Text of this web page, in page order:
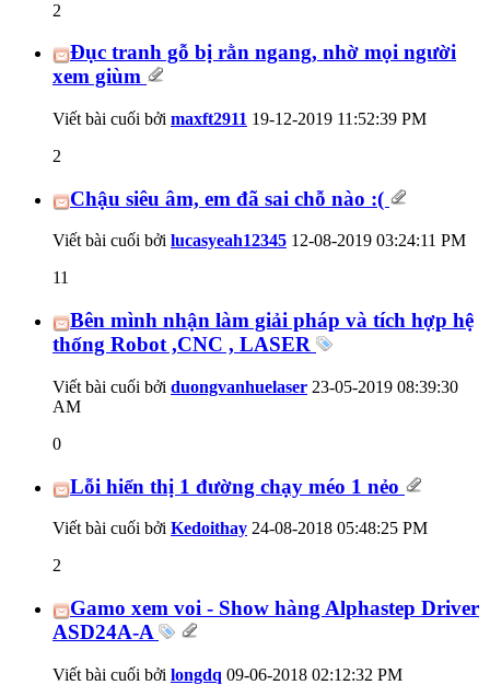
2
Đục tranh gỗ bị rằn ngang, nhờ mọi người
xem giùm
Viết bài cuối bởi maxft2911 19-12-2019 11:52:39 PM
2
Chậu siêu âm, em đã sai chỗ nào :(
Viết bài cuối bởi lucasyeah12345 12-08-2019 03:24:11 PM
11
Bên mình nhận làm giải pháp và tích hợp hệ
thống Robot ,CNC , LASER
Viết bài cuối bởi duongvanhuelaser 23-05-2019 08:39:30
AM
0
Lỗi hiển thị 1 đường chạy méo 1 nẻo
Viết bài cuối bởi Kedoithay 24-08-2018 05:48:25 PM
2
Gamo xem voi - Show hàng Alphastep Driver
ASD24A-A
Viết bài cuối bởi longdq 09-06-2018 02:12:32 PM